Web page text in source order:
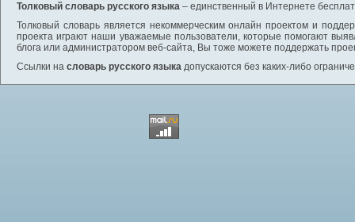
Толковый словарь русского языка – единственный в Интернете
Толковый словарь является некоммерческим онлайн проектом и
проекта играют наши уважаемые пользователи, которые помогают
блога или администратором веб-сайта, Вы тоже можете поддержать
Ссылки на словарь русского языка допускаются без каких-либо